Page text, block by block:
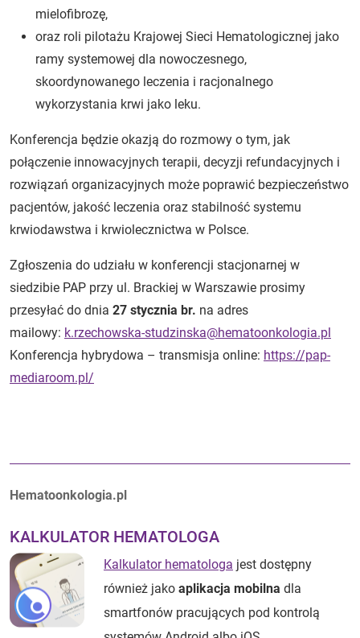
mielofibrozę,
oraz roli pilotażu Krajowej Sieci Hematologicznej jako
ramy systemowej dla nowoczesnego,
skoordynowanego leczenia i racjonalnego
wykorzystania krwi jako leku.
Konferencja będzie okazją do rozmowy o tym, jak
połączenie innowacyjnych terapii, decyzji refundacyjnych i
rozwiązań organizacyjnych może poprawić bezpieczeństwo
pacjentów, jakość leczenia oraz stabilność systemu
krwiodawstwa i krwiolecznictwa w Polsce.
Zgłoszenia do udziału w konferencji stacjonarnej w
siedzibie PAP przy ul. Brackiej w Warszawie prosimy
przesyłać do dnia 27 stycznia br. na adres
mailowy: k.rzechowska-studzinska@hematoonkologia.pl
Konferencja hybrydowa – transmisja online: https://pap-
mediaroom.pl/
Autorzy:
Hematoonkologia.pl
KALKULATOR HEMATOLOGA
Kalkulator hematologa jest dostępny
również jako aplikacja mobilna dla
smartfonów pracujących pod kontrolą